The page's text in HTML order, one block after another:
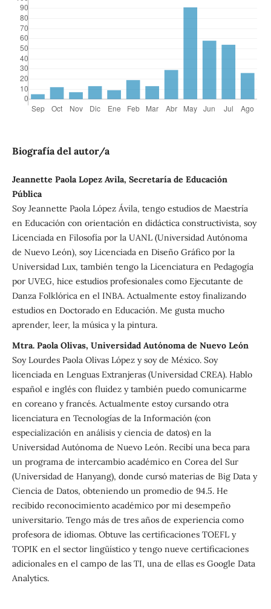
Biografía del autor/a
Jeannette Paola Lopez Avila, Secretaría de Educación
Pública
Soy Jeannette Paola López Ávila, tengo estudios de Maestría
en Educación con orientación en didáctica constructivista, soy
Licenciada en Filosofía por la UANL (Universidad Autónoma
de Nuevo León), soy Licenciada en Diseño Gráfico por la
Universidad Lux, también tengo la Licenciatura en Pedagogía
por UVEG, hice estudios profesionales como Ejecutante de
Danza Folklórica en el INBA. Actualmente estoy finalizando
estudios en Doctorado en Educación. Me gusta mucho
aprender, leer, la música y la pintura.
Mtra. Paola Olivas, Universidad Autónoma de Nuevo León
Soy Lourdes Paola Olivas López y soy de México. Soy
licenciada en Lenguas Extranjeras (Universidad CREA). Hablo
español e inglés con fluidez y también puedo comunicarme
en coreano y francés. Actualmente estoy cursando otra
licenciatura en Tecnologías de la Información (con
especialización en análisis y ciencia de datos) en la
Universidad Autónoma de Nuevo León. Recibí una beca para
un programa de intercambio académico en Corea del Sur
(Universidad de Hanyang), donde cursó materias de Big Data y
Ciencia de Datos, obteniendo un promedio de 94.5. He
recibido reconocimiento académico por mi desempeño
universitario. Tengo más de tres años de experiencia como
profesora de idiomas. Obtuve las certificaciones TOEFL y
TOPIK en el sector lingüístico y tengo nueve certificaciones
adicionales en el campo de las TI, una de ellas es Google Data
Analytics.